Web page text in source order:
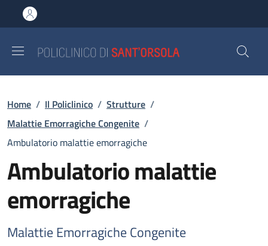
al contenuto principale
to footer content
Briciole di pane
Home / Il Policlinico / Strutture /
Malattie Emorragiche Congenite /
Ambulatorio malattie emorragiche
Ambulatorio malattie
emorragiche
Malattie Emorragiche Congenite